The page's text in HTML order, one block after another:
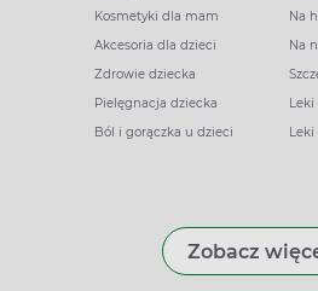
Kosmetyki dla mam
Akcesoria dla dzieci
Zdrowie dziecka
Pielęgnacja dziecka
Ból i gorączka u dzieci
Na
Na
Leki
Zobacz